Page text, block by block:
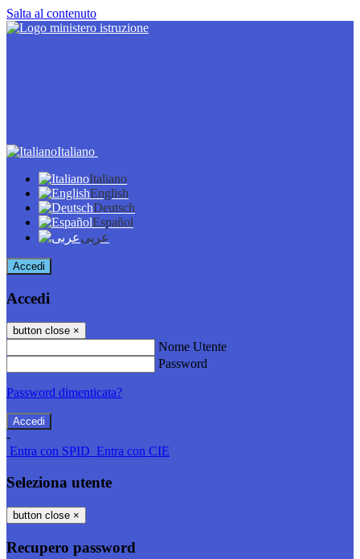
Salta al contenuto
Italiano
Italiano
English
Deutsch
Español
عربى
Accedi
Accedi
button close ×
Nome Utente
Password
Password dimenticata?
-
Entra con SPID Entra con CIE
Seleziona utente
button close ×
Recupero password